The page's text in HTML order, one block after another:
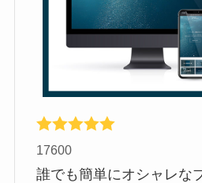
17600
誰でも簡単にオシャレな